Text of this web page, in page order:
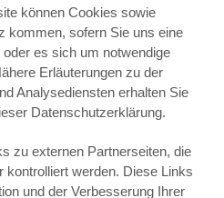
können Cookies sowie
kommen, sofern Sie uns eine
es sich um notwendige
Erläuterungen zu der
Analysediensten erhalten Sie
Datenschutzerklärung.
zu externen Partnerseiten, die
kontrolliert werden. Diese Links
und der Verbesserung Ihrer